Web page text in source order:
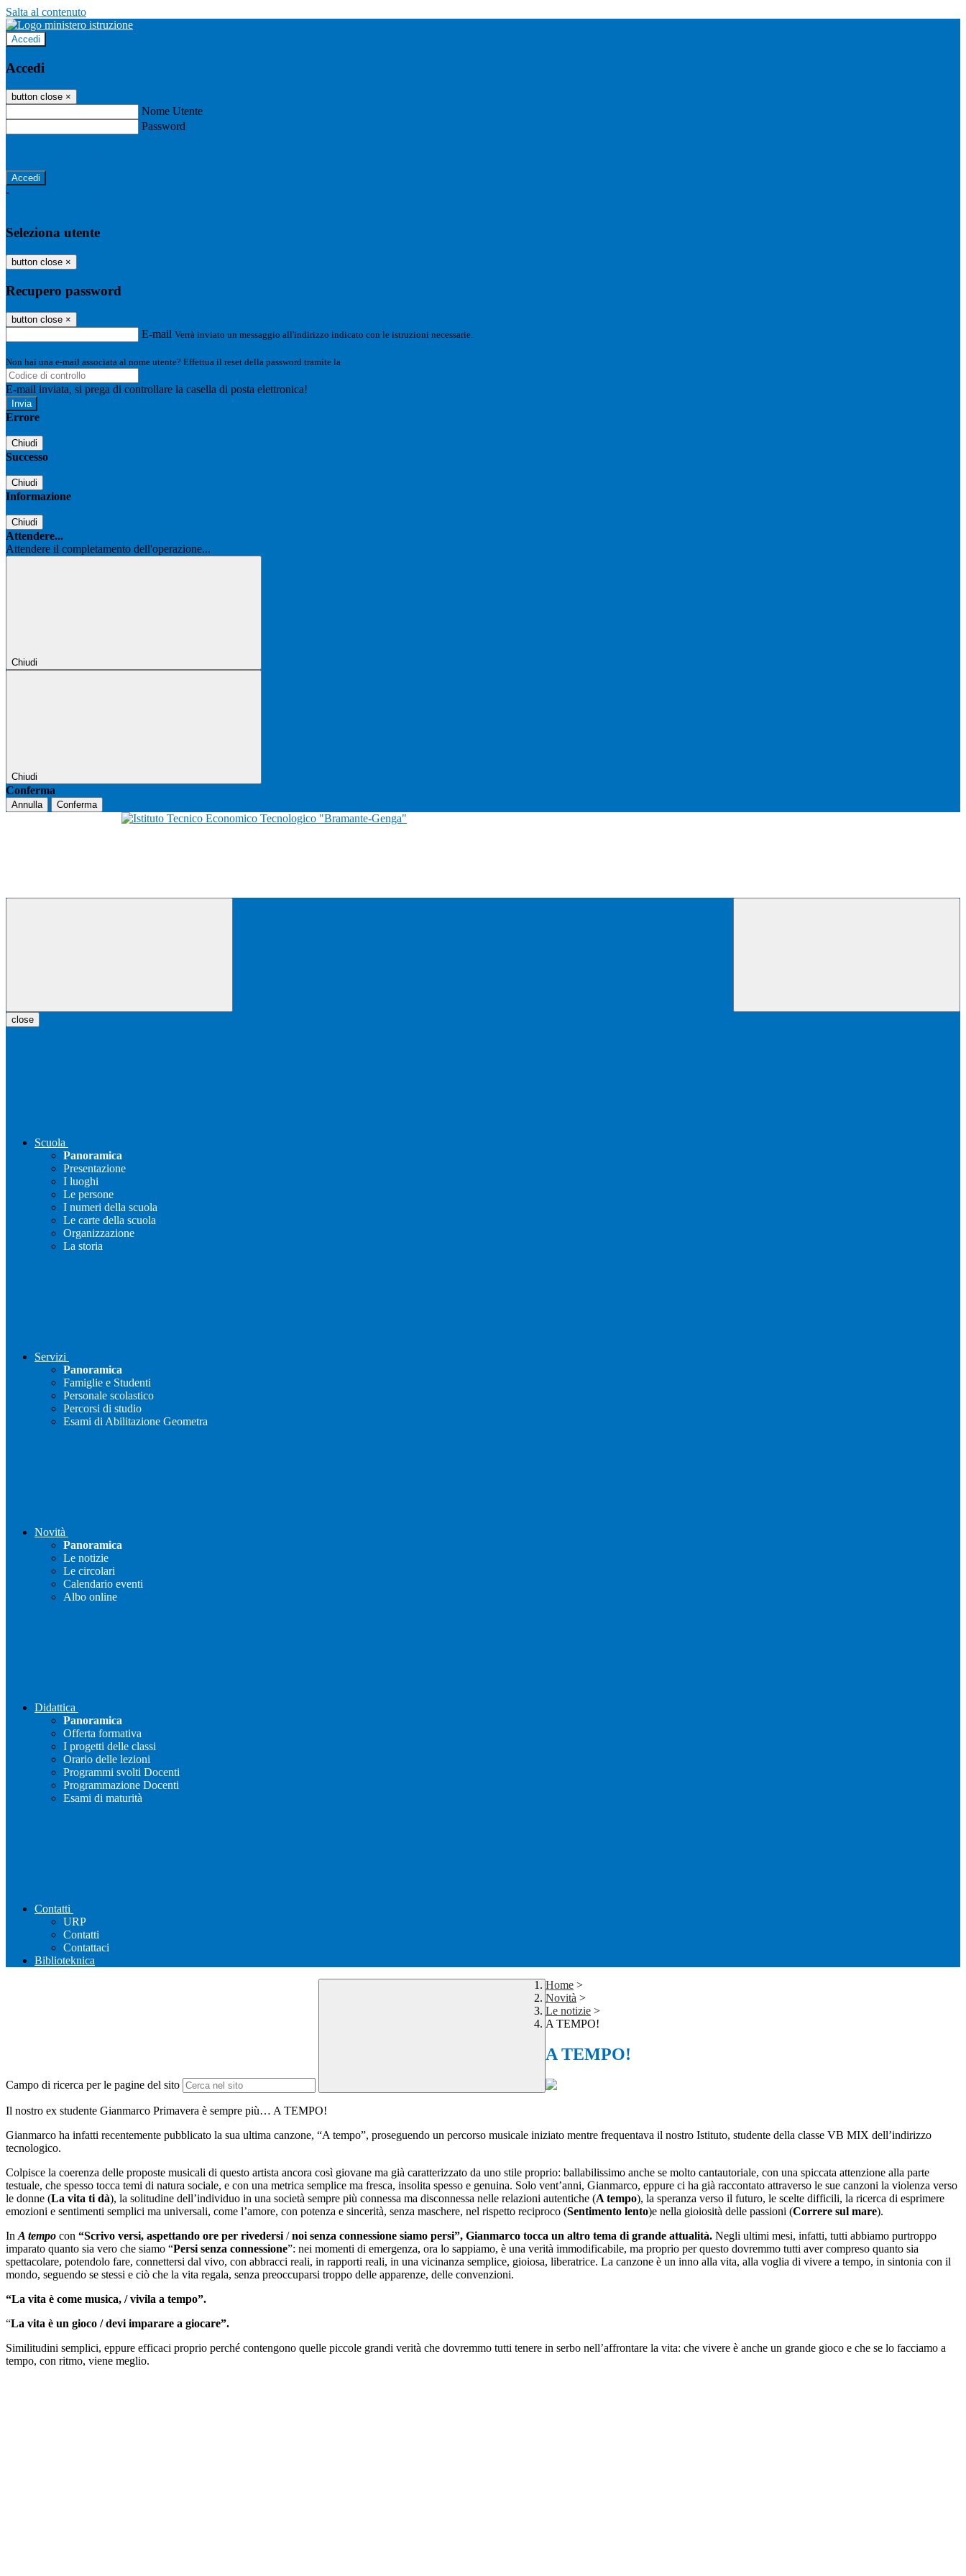
Salta al contenuto
Accedi
Accedi
button close ×
Nome Utente
Password
-
Seleziona utente
button close ×
Recupero password
button close ×
E-mail Verrà inviato un messaggio all'indirizzo indicato con le istruzioni necessarie.
Non hai una e-mail associata al nome utente? Effettua il reset della password tramite la
E-mail inviata, si prega di controllare la casella di posta elettronica!
Errore
Chiudi
Successo
Chiudi
Informazione
Chiudi
Attendere...
Attendere il completamento dell'operazione...
Chiudi
Chiudi
Conferma
Annulla Conferma
close
Scuola
Panoramica
Presentazione
I luoghi
Le persone
I numeri della scuola
Le carte della scuola
Organizzazione
La storia
Servizi
Panoramica
Famiglie e Studenti
Personale scolastico
Percorsi di studio
Esami di Abilitazione Geometra
Novità
Panoramica
Le notizie
Le circolari
Calendario eventi
Albo online
Didattica
Panoramica
Offerta formativa
I progetti delle classi
Orario delle lezioni
Programmi svolti Docenti
Programmazione Docenti
Esami di maturità
Contatti
URP
Contatti
Contattaci
Biblioteknica
Campo di ricerca per le pagine del sito
Home >
Novità >
Le notizie >
A TEMPO!
A TEMPO!
Il nostro ex studente Gianmarco Primavera è sempre più… A TEMPO!
Gianmarco ha infatti recentemente pubblicato la sua ultima canzone, “A tempo”, proseguendo un percorso musicale iniziato mentre frequentava il nostro Istituto, studente della classe VB MIX dell’indirizzo
tecnologico.
Colpisce la coerenza delle proposte musicali di questo artista ancora così giovane ma già caratterizzato da uno stile proprio: ballabilissimo anche se molto cantautoriale, con una spiccata attenzione alla parte
testuale, che spesso tocca temi di natura sociale, e con una metrica semplice ma fresca, insolita spesso e genuina. Solo vent’anni, Gianmarco, eppure ci ha già raccontato attraverso le sue canzoni la violenza verso
le donne (La vita ti dà), la solitudine dell’individuo in una società sempre più connessa ma disconnessa nelle relazioni autentiche (A tempo), la speranza verso il futuro, le scelte difficili, la ricerca di esprimere
emozioni e sentimenti semplici ma universali, come l’amore, con potenza e sincerità, senza maschere, nel rispetto reciproco (Sentimento lento)e nella gioiosità delle passioni (Correre sul mare).
In A tempo con “Scrivo versi, aspettando ore per rivedersi /noi senza connessione siamo persi”, Gianmarco tocca un altro tema di grande attualità. Negli ultimi mesi, infatti, tutti abbiamo purtroppo
imparato quanto sia vero che siamo “Persi senza connessione”: nei momenti di emergenza, ora lo sappiamo, è una verità immodificabile, ma proprio per questo dovremmo tutti aver compreso quanto sia
spettacolare, potendolo fare, connettersi dal vivo, con abbracci reali, in rapporti reali, in una vicinanza semplice, gioiosa, liberatrice. La canzone è un inno alla vita, alla voglia di vivere a tempo, in sintonia con il
mondo, seguendo se stessi e ciò che la vita regala, senza preoccuparsi troppo delle apparenze, delle convenzioni.
“La vita è come musica, / vivila a tempo”.
“La vita è un gioco /devi imparare a giocare”.
Similitudini semplici, eppure efficaci proprio perché contengono quelle piccole grandi verità che dovremmo tutti tenere in serbo nell’affrontare la vita: che vivere è anche un grande gioco e che se lo facciamo a
tempo, con ritmo, viene meglio.